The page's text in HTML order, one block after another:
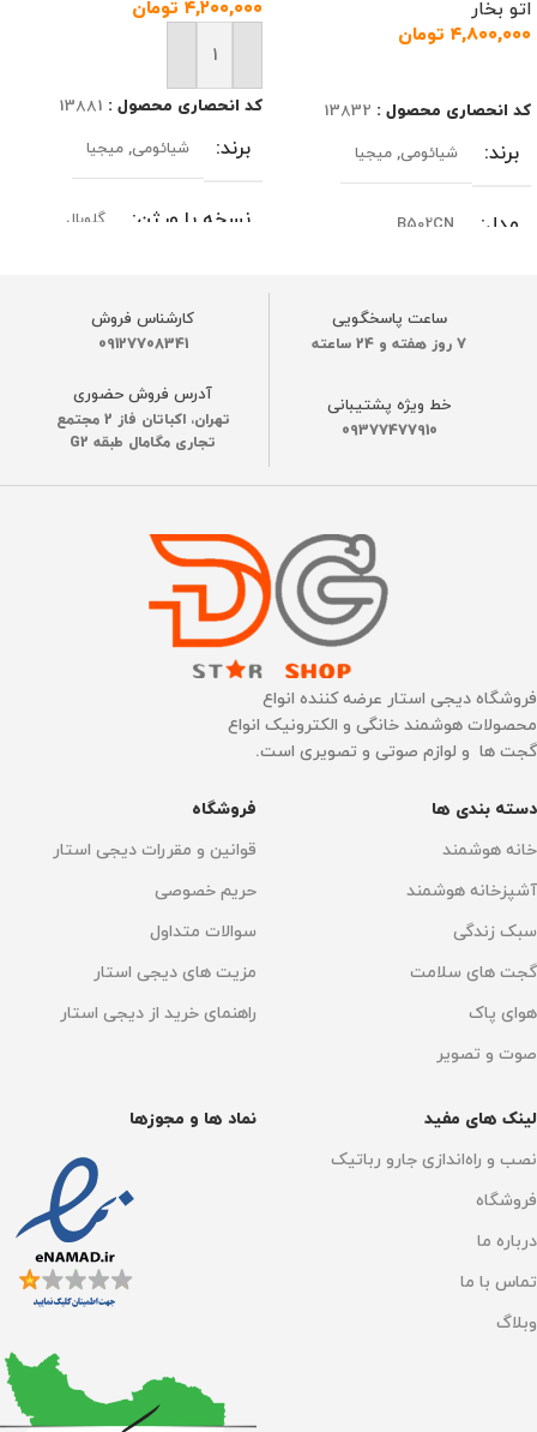
اتو بخار
۴,۸۰۰,۰۰۰ تومان
کد انحصاری محصول : 13832
برند شیائومی, میجیا
مدل B502CN
جنس بدنه
چین
توان گرمایش
,
150 ml
جنس صفحه
سرامیک ضدخش
توان خروجی ۱۲۰۰ وات
تولید بخار
۴,۲۰۰,۰۰۰ تومان
افزودن به سبد خرید
کد انحصاری محصول : 13881
برند شیائومی, میجیا
نسخه یا ورژن گلوبال
جنس بدنه ABS
ابعاد
میلی‌متر,
× ۱۰۸ میلی‌متر
ویژگی‌ها
اتو کردن
99.99٪ باکتری و 100٪ مایت
خاموشی خودکار, دسته تاشو,
ضدعفونی لباس‌ها
,محافظ نشت
آب
130 درجه سانتی‌گراد
فشار بخار
ساعت پاسخگویی
7 روز هفته و 24 ساعته
کارشناس فروش
09127708341
خط ویژه پشتیبانی
09377477910
آدرس فروش حضوری
تهران، اکباتان فاز 2 مجتمع
تجاری مگامال طبقه G2
فروشگاه دیجی استار عرضه کننده انواع
محصولات هوشمند خانگی و الکترونیک انواع
گجت ها و لوازم صوتی و تصویری است.
دسته بندی ها
خانه هوشمند
آشپزخانه هوشمند
سبک زندگی
گجت های سلامت
هوای پاک
صوت و تصویر
فروشگاه
قوانین و مقررات دیجی استار
حریم خصوصی
سوالات متداول
مزیت های دیجی استار
راهنمای خرید از دیجی استار
لینک های مفید
نصب و راه‌اندازی جارو رباتیک
فروشگاه
درباره ما
تماس با ما
وبلاگ
نماد ها و مجوزها